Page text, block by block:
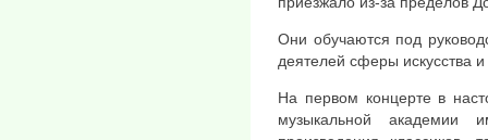
Они обучаются под
деятелей сферы искусства
На первом концерте в
музыкальной академии